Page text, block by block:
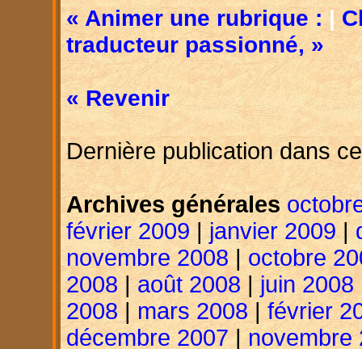
« Animer une rubrique :|
traducteur passionné, »
« Revenir
Dernière publication dans
Archives générales
février 2009 | janvier 2009|
novembre 2008 | octobre
2008 |août 2008|juin 2008
2008| mars 2008| février
décembre 2007|novembre